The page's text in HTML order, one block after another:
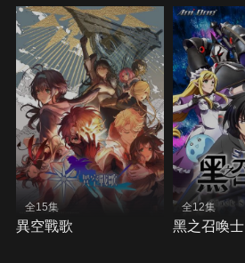
全15集
異空戰歌
全12集
黑之召喚士